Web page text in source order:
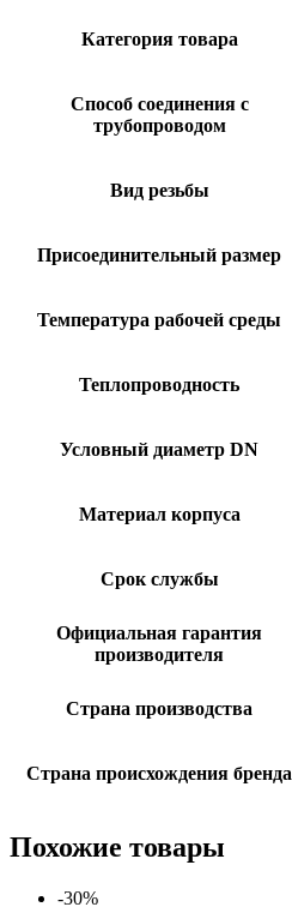
Категория товара
Способ соединения с
трубопроводом
Вид резьбы
Присоединительный размер
Температура рабочей среды
Теплопроводность
Условный диаметр DN
Материал корпуса
Срок службы
Официальная гарантия
производителя
Страна производства
Страна происхождения бренда
Похожие товары
-30%